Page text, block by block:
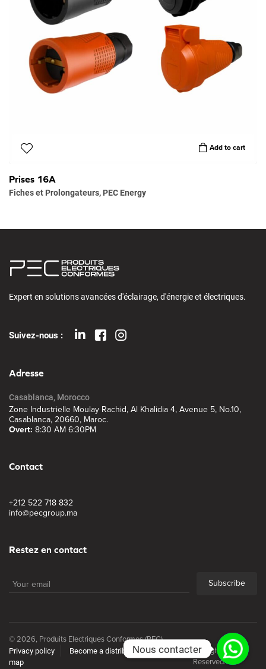
Add to cart
Prises 16A
Fiches et Prolongateurs, PEC Energy
Expert en solutions avancées d'éclairage, d'énergie et électriques.
Suivez-nous :
Adresse
Casablanca, Morocco
Zone Industrielle Moulay Rachid, Al Khalidia 4, Avenue 5, No.10,
Casablanca, 20660, Maroc.
Overt: 8:30 AM 6:30PM
Contact
+212 522 718 832
info@pecgroup.ma
Restez en contact
Subscribe
© 2026, Produits Electriques Conformes (PEC).
Privacy policy Become a distributor
Site
map
All Rights
Reserved.
Nous contacter
Nous contacter